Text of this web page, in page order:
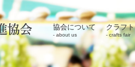
協会について
about us
クラフ
crafts fair